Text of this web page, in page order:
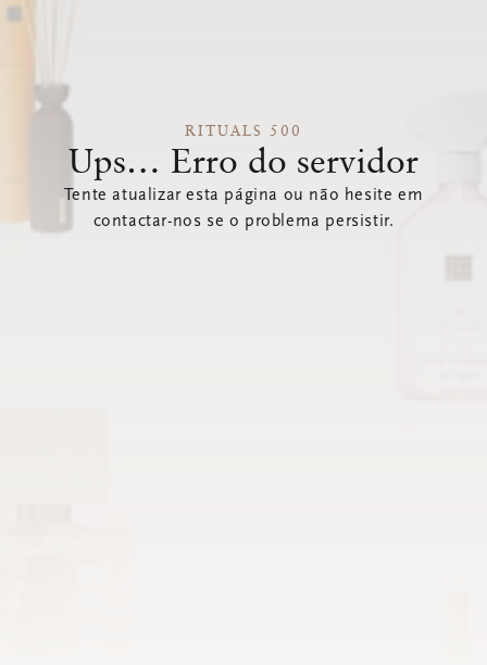
RITUALS 500
Ups… Erro do servidor
Tente atualizar esta página ou não hesite em
contactar-nos se o problema persistir.